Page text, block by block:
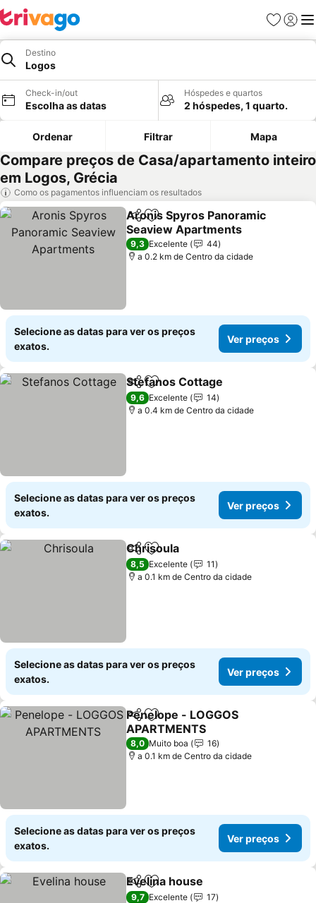
Favoritos
Iniciar
Destino
Logos
Check-in/out
Escolha as datas
Hóspedes e quartos
2 hóspedes, 1 quarto.
Ordenar Filtrar Mapa
Compare preços de Casa/apartamento inteiro
em Logos, Grécia
Como os pagamentos influenciam os resultados
PartilharAdicionar aos favoritos
Aronis Spyros Panoramic
Seaview Apartments
9,3 Excelente
44
a 0.2 km de Centro da cidade
Selecione as datas para ver os preços
exatos.
Ver preços
PartilharAdicionar aos favoritos
Stefanos Cottage
9,6 Excelente
14
a 0.4 km de Centro da cidade
Selecione as datas para ver os preços
exatos.
Ver preços
PartilharAdicionar aos favoritos
Chrisoula
8,5 Excelente
11
a 0.1 km de Centro da cidade
Selecione as datas para ver os preços
exatos.
Ver preços
PartilharAdicionar aos favoritos
Penelope - LOGGOS
APARTMENTS
8,0 Muito boa
16
a 0.1 km de Centro da cidade
Selecione as datas para ver os preços
exatos.
Ver preços
PartilharAdicionar aos favoritos
Evelina house
9,7 Excelente
17